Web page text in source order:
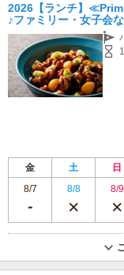
2026【ランチ】
♪ファミリー・女子会
金 土 日
8/7
8/8 8/9